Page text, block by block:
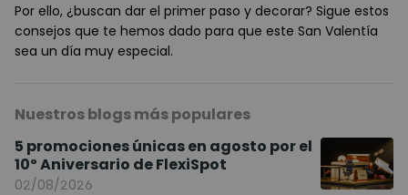
Por ello, ¿buscan dar el primer paso y decorar? Sigue estos
consejos que te hemos dado para que este San Valentía
sea un día muy especial.
Nuestros blogs más populares
5 promociones únicas en agosto por el
10º Aniversario de FlexiSpot
02/08/2026